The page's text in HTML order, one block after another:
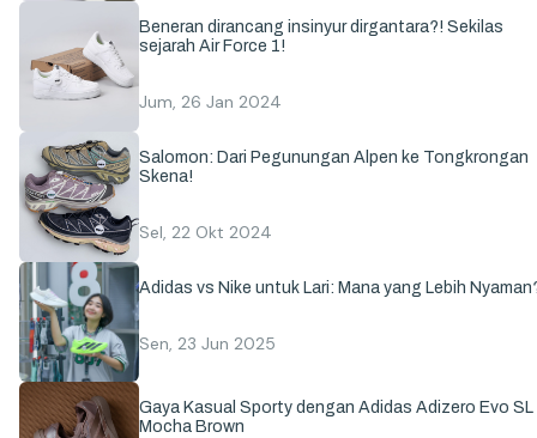
Beneran dirancang insinyur dirgantara?! Sekilas
sejarah Air Force 1!
Jum, 26 Jan 2024
Salomon: Dari Pegunungan Alpen ke Tongkrongan
Skena!
Sel, 22 Okt 2024
Adidas vs Nike untuk Lari: Mana yang Lebih
Sen, 23 Jun 2025
Gaya Kasual Sporty dengan Adidas Adizero Evo SL
Mocha Brown